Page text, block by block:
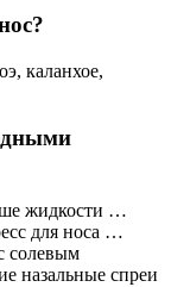
каланхое,
жидкости …
для носа …
солевым
назальные спреи